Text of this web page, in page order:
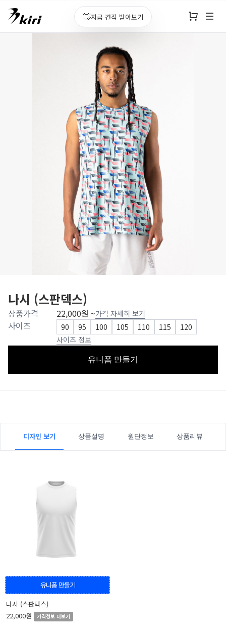
👋지금 견적 받아보기
나시 (스판덱스)
상품가격 22,000원 ~가격 자세히 보기
사이즈 90 95 100 105 110 115
120
사이즈 정보
유니폼 만들기
디자인 보기 상품설명 원단정보 상품리뷰
유니폼 만들기
나시 (스판덱스)
22,000원
가격정보 더보기